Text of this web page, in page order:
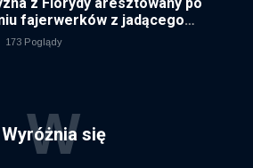
fajerwerków z jadącego
173 Poglądy
Wyróżnia się
W